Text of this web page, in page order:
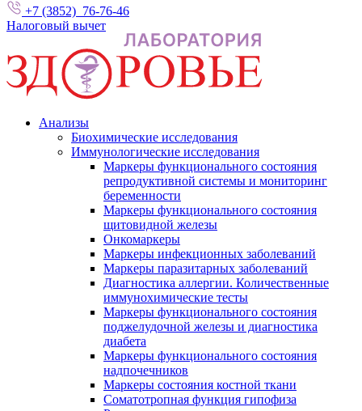
+7 (3852) 76-76-46
Налоговый вычет
Анализы
Биохимические исследования
Иммунологические исследования
Маркеры функционального состояния
репродуктивной системы и мониторинг
беременности
Маркеры функционального состояния
щитовидной железы
Онкомаркеры
Маркеры инфекционных заболеваний
Маркеры паразитарных заболеваний
Диагностика аллергии. Количественные
иммунохимические тесты
Маркеры функционального состояния
поджелудочной железы и диагностика
диабета
Маркеры функционального состояния
надпочечников
Маркеры состояния костной ткани
Соматотропная функция гипофиза